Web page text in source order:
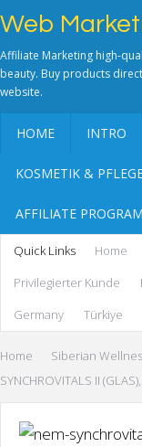
Web
Affiliate Marketing high-
beauty. Buy products
website.
HOME INTRO
KOSMETIK &
AFFILIATE PROGRAM
Quick Links Home
Privilegierter Kunde
Germany
Türkiye
Home Siberian
SYNCHROVITALS II